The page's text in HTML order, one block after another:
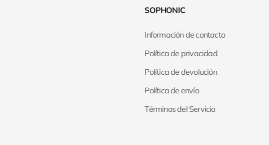
SOPHONIC
Información de contacto
Política de privacidad
Política de devolución
Política de envío
Términos del Servicio